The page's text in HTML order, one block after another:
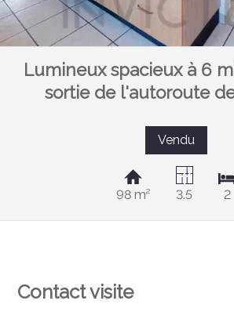
Lumineux spacieux à 6
sortie de l'autoroute
Vendu
98 m² 3.5 2
Contact visite